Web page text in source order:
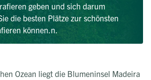
geben und sich darum
die besten Plätze zur schönsten
können.n.
Ozean liegt die Blumeninsel Madeira